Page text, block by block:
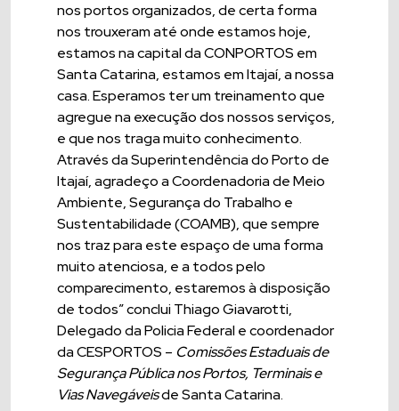
nos portos organizados, de certa forma
nos trouxeram até onde estamos hoje,
estamos na capital da CONPORTOS em
Santa Catarina, estamos em Itajaí, a nossa
casa. Esperamos ter um treinamento que
agregue na execução dos nossos serviços,
e que nos traga muito conhecimento.
Através da Superintendência do Porto de
Itajaí, agradeço a Coordenadoria de Meio
Ambiente, Segurança do Trabalho e
Sustentabilidade (COAMB), que sempre
nos traz para este espaço de uma forma
muito atenciosa, e a todos pelo
comparecimento, estaremos à disposição
de todos” conclui Thiago Giavarotti,
Delegado da Policia Federal e coordenador
da CESPORTOS – Comissões Estaduais de
Segurança Pública nos Portos, Terminais e
Vias Navegáveisde Santa Catarina.